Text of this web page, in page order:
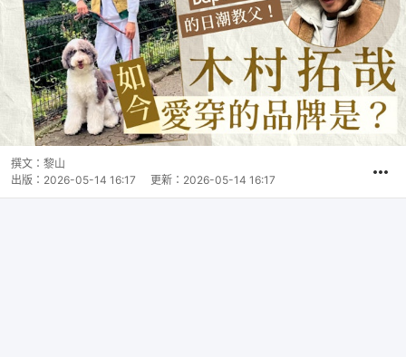
撰文： 黎山
出版： 2026-05-14 16:17 更新： 2026-05-14 16:17